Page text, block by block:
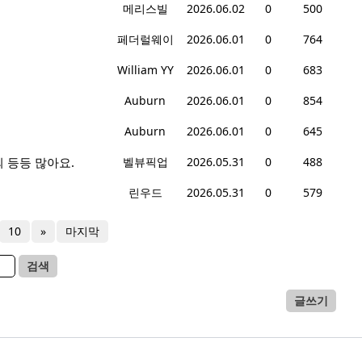
메리스빌
2026.06.02 0
500
페더럴웨이
2026.06.01 0
764
William YY
2026.06.01 0
683
Auburn
2026.06.01 0
854
Auburn
2026.06.01 0 645
등등 많아요. 벨뷰픽업 2026.05.31 0
488
린우드
2026.05.31 0 579
10 » 마지막
검색
글쓰기